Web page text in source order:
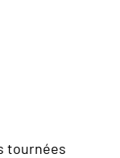
tournées